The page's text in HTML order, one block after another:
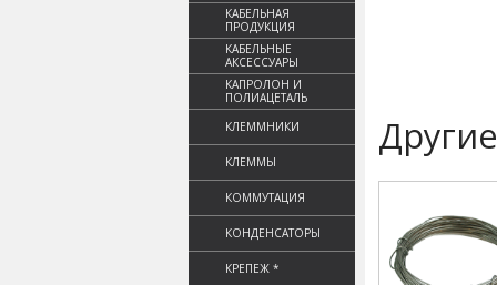
КАБЕЛЬНАЯ
ПРОДУКЦИЯ
КАБЕЛЬНЫЕ
АКСЕССУАРЫ
КАПРОЛОН И
ПОЛИАЦЕТАЛЬ
КЛЕММНИКИ
КЛЕММЫ
КОММУТАЦИЯ
КОНДЕНСАТОРЫ
КРЕПЕЖ *